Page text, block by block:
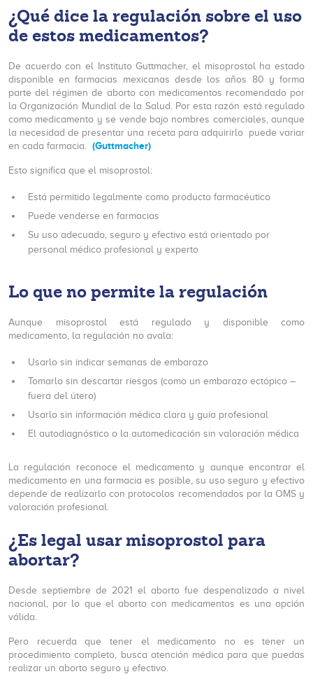
¿Qué dice la regulación sobre el uso
de estos medicamentos?
De acuerdo con el Instituto Guttmacher, el misoprostol ha estado
disponible en farmacias mexicanas desde los años 80 y forma
parte del régimen de aborto con medicamentos recomendado por
la Organización Mundial de la Salud. Por esta razón está regulado
como medicamento y se vende bajo nombres comerciales, aunque
la necesidad de presentar una receta para adquirirlo puede variar
en cada farmacia. (Guttmacher)
Esto significa que el misoprostol:
Está permitido legalmente como producto farmacéutico
Puede venderse en farmacias
Su uso adecuado, seguro y efectivo está orientado por
personal médico profesional y experto
Lo que no permite la regulación
Aunque misoprostol está regulado y disponible como
medicamento, la regulación no avala:
Usarlo sin indicar semanas de embarazo
Tomarlo sin descartar riesgos (como un embarazo ectópico –
fuera del útero)
Usarlo sin información médica clara y guía profesional
El autodiagnóstico o la automedicación sin valoración médica
La regulación reconoce el medicamento y aunque encontrar el
medicamento en una farmacia es posible, su uso seguro y efectivo
depende de realizarlo con protocolos recomendados por la OMS y
valoración profesional.
¿Es legal usar misoprostol para
abortar?
Desde septiembre de 2021 el aborto fue despenalizado a nivel
nacional, por lo que el aborto con medicamentos es una opción
válida.
Pero recuerda que tener el medicamento no es tener un
procedimiento completo, busca atención médica para que puedas
realizar un aborto seguro y efectivo.